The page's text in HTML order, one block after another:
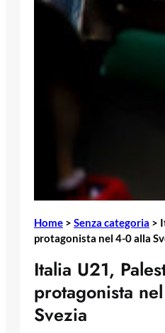
Home > Senza categoria >
protagonista nel 4-0 alla
Italia U21,
protagonista
Svezia